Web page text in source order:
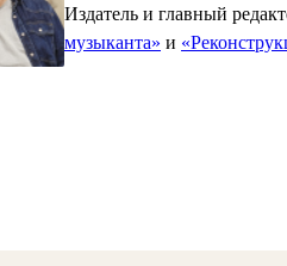
Издатель и главный
музыканта» и